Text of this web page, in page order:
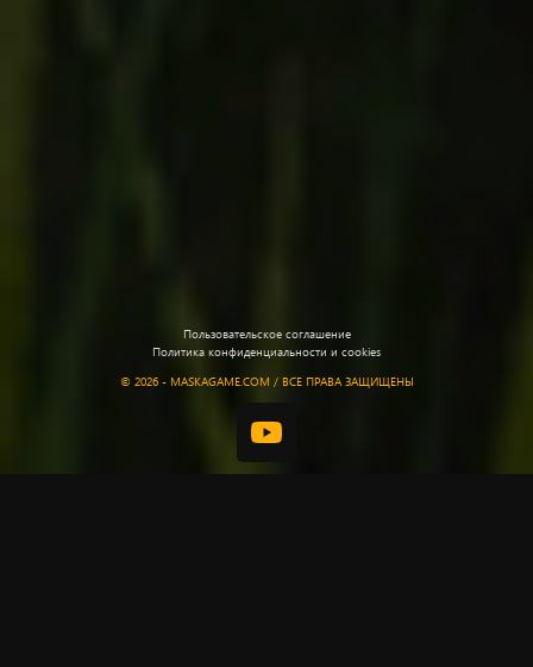
Пользовательское соглашение
Политика конфиденциальности и cookies
© 2026 - MASKAGAME.COM / ВСЕ ПРАВА ЗАЩИЩЕНЫ